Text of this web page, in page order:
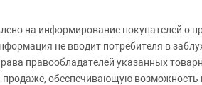
на информирование покупателей о
не вводит потребителя в
правообладателей указанных
обеспечивающую возможность